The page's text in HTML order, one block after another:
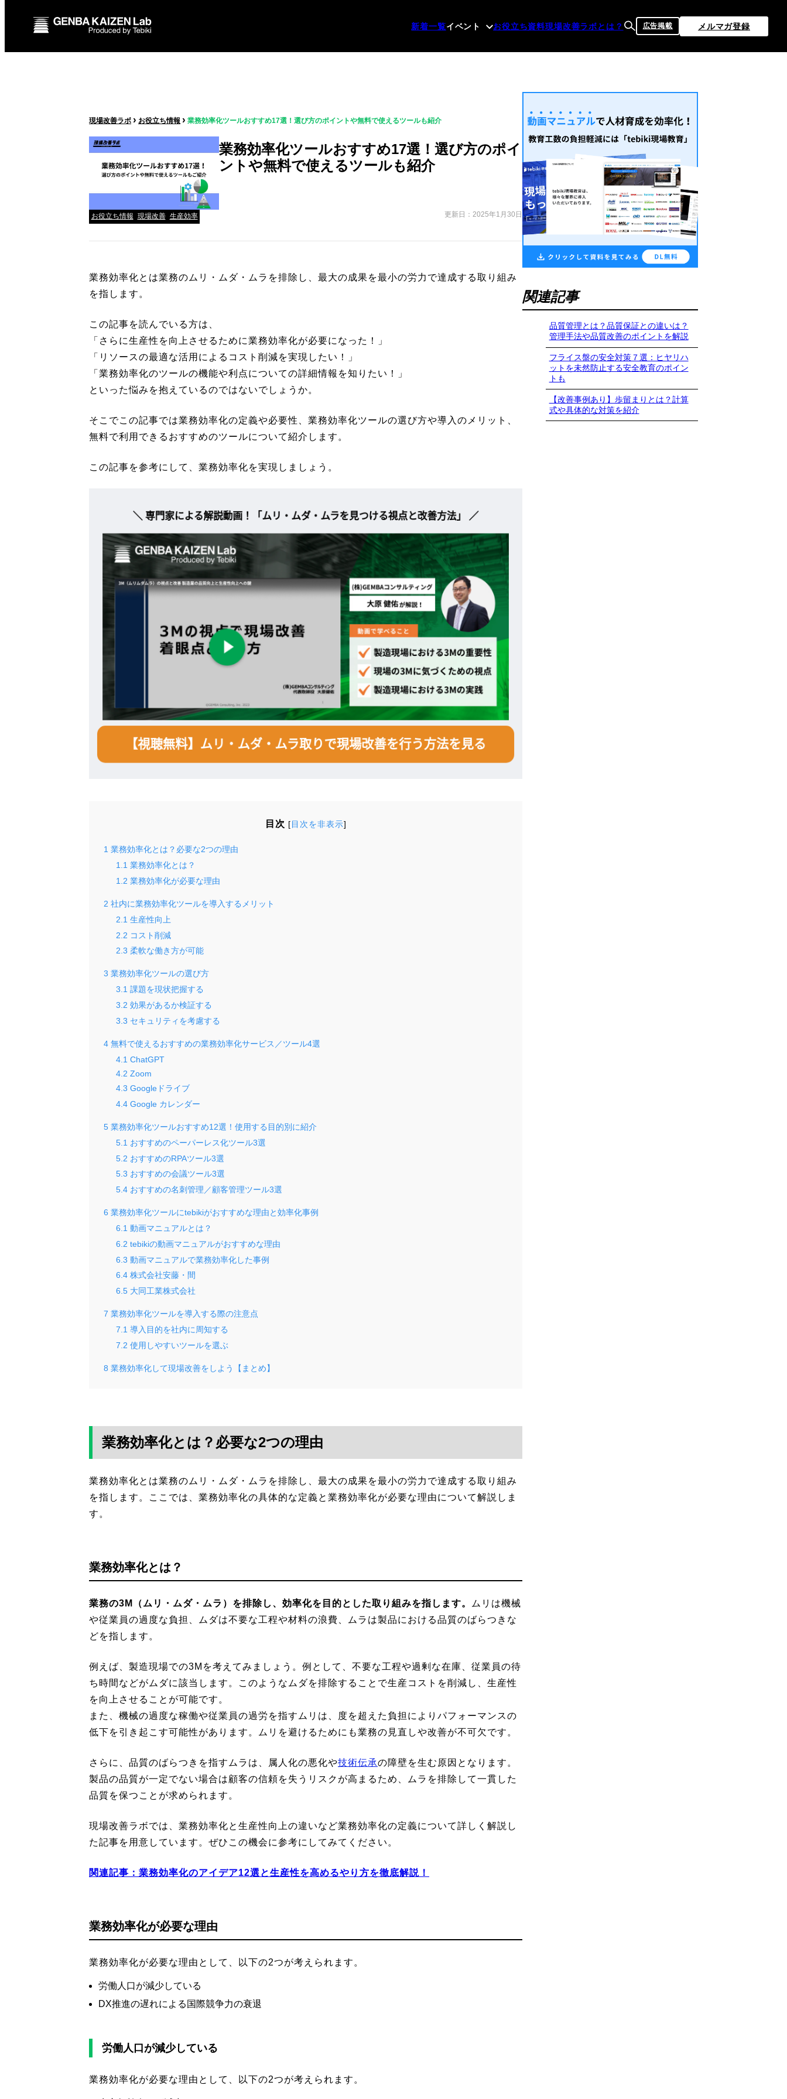
新着一覧イベント お役立ち資料現場改善ラボとは？ 広告掲載 メルマガ登録
現場改善ラボ › お役立ち情報 › 業務効率化ツールおすすめ17選！選び方のポイントや無料で使えるツールも紹介
業務効率化ツールおすすめ17選！選び方のポイ
ントや無料で使えるツールも紹介
お役立ち情報 現場改善 生産効率 更新日：2025年1月30日
業務効率化とは業務のムリ・ムダ・ムラを排除し、最大の成果を最小の労力で達成する取り組み
を指します。
この記事を読んでいる方は、
「さらに生産性を向上させるために業務効率化が必要になった！」
「リソースの最適な活用によるコスト削減を実現したい！」
「業務効率化のツールの機能や利点についての詳細情報を知りたい！」
といった悩みを抱えているのではないでしょうか。
そこでこの記事では業務効率化の定義や必要性、業務効率化ツールの選び方や導入のメリット、
無料で利用できるおすすめのツールについて紹介します。
この記事を参考にして、業務効率化を実現しましょう。
目次 [目次を非表示]
1 業務効率化とは？必要な2つの理由
1.1 業務効率化とは？
1.2 業務効率化が必要な理由
2 社内に業務効率化ツールを導入するメリット
2.1 生産性向上
2.2 コスト削減
2.3 柔軟な働き方が可能
3 業務効率化ツールの選び方
3.1 課題を現状把握する
3.2 効果があるか検証する
3.3 セキュリティを考慮する
4 無料で使えるおすすめの業務効率化サービス／ツール4選
4.1 ChatGPT
4.2 Zoom
4.3 Googleドライブ
4.4 Google カレンダー
5 業務効率化ツールおすすめ12選！使用する目的別に紹介
5.1 おすすめのペーパーレス化ツール3選
5.2 おすすめのRPAツール3選
5.3 おすすめの会議ツール3選
5.4 おすすめの名刺管理／顧客管理ツール3選
6 業務効率化ツールにtebikiがおすすめな理由と効率化事例
6.1 動画マニュアルとは？
6.2 tebikiの動画マニュアルがおすすめな理由
6.3 動画マニュアルで業務効率化した事例
6.4 株式会社安藤・間
6.5 大同工業株式会社
7 業務効率化ツールを導入する際の注意点
7.1 導入目的を社内に周知する
7.2 使用しやすいツールを選ぶ
8 業務効率化して現場改善をしよう【まとめ】
業務効率化とは？必要な2つの理由
業務効率化とは業務のムリ・ムダ・ムラを排除し、最大の成果を最小の労力で達成する取り組み
を指します。ここでは、業務効率化の具体的な定義と業務効率化が必要な理由について解説しま
す。
業務効率化とは？
業務の3M（ムリ・ムダ・ムラ）を排除し、効率化を目的とした取り組みを指します。
ムリは機械
や従業員の過度な負担、ムダは不要な工程や材料の浪費、ムラは製品における品質のばらつきな
どを指します。
例えば、製造現場での3Mを考えてみましょう。例として、不要な工程や過剰な在庫、従業員の待
ち時間などがムダに該当します。このようなムダを排除することで生産コストを削減し、生産性
を向上させることが可能です。
また、機械の過度な稼働や従業員の過労を指すムリは、度を超えた負担によりパフォーマンスの
低下を引き起こす可能性があります。ムリを避けるためにも業務の見直しや改善が不可欠です。
さらに、品質のばらつきを指すムラは、属人化の悪化や技術伝承の障壁を生む原因となります。
製品の品質が一定でない場合は顧客の信頼を失うリスクが高まるため、ムラを排除して一貫した
品質を保つことが求められます。
現場改善ラボでは、業務効率化と生産性向上の違いなど業務効率化の定義について詳しく解説し
た記事を用意しています。ぜひこの機会に参考にしてみてください。
関連記事： 業務効率化のアイデア12選と生産性を高めるやり方を徹底解説！
業務効率化が必要な理由
業務効率化が必要な理由として、以下の2つが考えられます。
労働人口が減少している
DX推進の遅れによる国際競争力の衰退
労働人口が減少している
業務効率化が必要な理由として、以下の2つが考えられます。
関連記事
品質管理とは？品質保証との違いは？
管理手法や品質改善のポイントを解説
フライス盤の安全対策７選：ヒヤリハ
ットを未然防止する安全教育のポイン
トも
【改善事例あり】歩留まりとは？計算
式や具体的な対策を紹介